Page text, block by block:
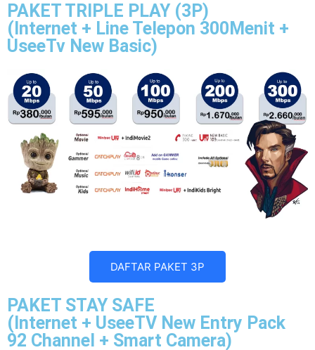
PAKET TRIPLE PLAY (3P)
(Internet + Line Telepon 300Menit +
UseeTv New Basic)
DAFTAR PAKET 3P
PAKET STAY SAFE
(Internet + UseeTV New Entry Pack
92 Channel + Smart Camera)